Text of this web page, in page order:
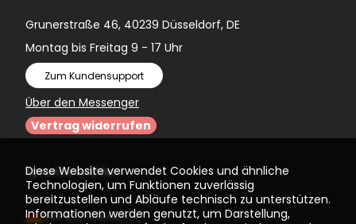
Diese Website verwendet Cookies und ähnliche
Technologien, um Funktionen zuverlässig
bereitzustellen und Abläufe technisch zu unterstützen.
Informationen werden genutzt, um Darstellung,
Grunerstraße 46, 40239 Düsseldorf, DE
Montag bis Freitag 9 - 17 Uhr
Zum Kundensupport
Über den Messenger
Vertrag widerrufen
Sprache wählen
(EUR €) Deutsch